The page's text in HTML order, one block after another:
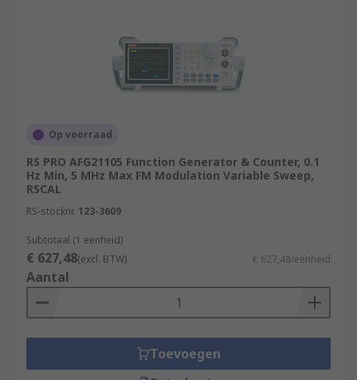
Op voorraad
RS PRO AFG21105 Function Generator & Counter, 0.1
Hz Min, 5 MHz Max FM Modulation Variable Sweep,
RSCAL
RS-stocknr. 123-3609
Subtotaal (1 eenheid)
€ 627,48(excl. BTW) € 627,48/eenheid
Aantal
Toevoegen